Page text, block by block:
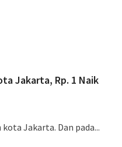
Jakarta, Rp. 1 Naik
Jakarta. Dan pada...